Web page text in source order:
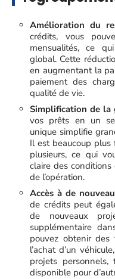
Amélioration du
crédits, vous
mensualités, ce
global. Cette
en augmentant la
paiement des
qualité de vie.
Simplification de la
vos prêts en un
unique simplifie
Il est beaucoup
plusieurs, ce qui
claire des
de l’opération.
Accès à de
de crédits peut
de nouveaux
supplémentaire
pouvez obtenir des
l’achat d’un
projets
disponible pour